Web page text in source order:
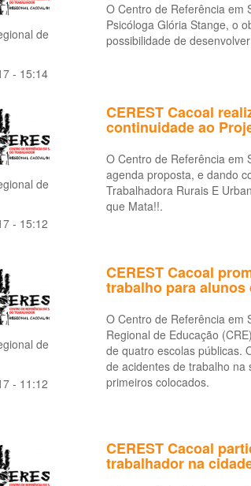
de
- 15:14
O Centro de Referência em
Psicóloga Glória Stange, o
possibilidade de
de
- 15:12
CEREST Cacoal
continuidade ao
O Centro de Referência em
agenda proposta, e dando
Trabalhadora Rurais E
que Mata!!.
de
- 11:12
CEREST Cacoal
trabalho para alunos
O Centro de Referência em
Regional de Educação
de quatro escolas públicas.
de acidentes de trabalho na
primeiros colocados.
CEREST Cacoal
trabalhador na